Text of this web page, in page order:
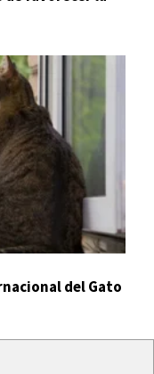
del Gato